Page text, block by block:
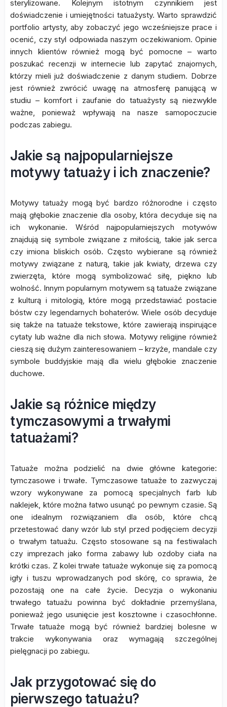
sterylizowane. Kolejnym istotnym czynnikiem jest
doświadczenie i umiejętności tatuażysty. Warto sprawdzić
portfolio artysty, aby zobaczyć jego wcześniejsze prace i
ocenić, czy styl odpowiada naszym oczekiwaniom. Opinie
innych klientów również mogą być pomocne – warto
poszukać recenzji w internecie lub zapytać znajomych,
którzy mieli już doświadczenie z danym studiem. Dobrze
jest również zwrócić uwagę na atmosferę panującą w
studiu – komfort i zaufanie do tatuażysty są niezwykle
ważne, ponieważ wpływają na nasze samopoczucie
podczas zabiegu.
Jakie są najpopularniejsze
motywy tatuaży i ich znaczenie?
Motywy tatuaży mogą być bardzo różnorodne i często
mają głębokie znaczenie dla osoby, która decyduje się na
ich wykonanie. Wśród najpopularniejszych motywów
znajdują się symbole związane z miłością, takie jak serca
czy imiona bliskich osób. Często wybierane są również
motywy związane z naturą, takie jak kwiaty, drzewa czy
zwierzęta, które mogą symbolizować siłę, piękno lub
wolność. Innym popularnym motywem są tatuaże związane
z kulturą i mitologią, które mogą przedstawiać postacie
bóstw czy legendarnych bohaterów. Wiele osób decyduje
się także na tatuaże tekstowe, które zawierają inspirujące
cytaty lub ważne dla nich słowa. Motywy religijne również
cieszą się dużym zainteresowaniem – krzyże, mandale czy
symbole buddyjskie mają dla wielu głębokie znaczenie
duchowe.
Jakie są różnice między
tymczasowymi a trwałymi
tatuażami?
Tatuaże można podzielić na dwie główne kategorie:
tymczasowe i trwałe. Tymczasowe tatuaże to zazwyczaj
wzory wykonywane za pomocą specjalnych farb lub
naklejek, które można łatwo usunąć po pewnym czasie. Są
one idealnym rozwiązaniem dla osób, które chcą
przetestować dany wzór lub styl przed podjęciem decyzji
o trwałym tatuażu. Często stosowane są na festiwalach
czy imprezach jako forma zabawy lub ozdoby ciała na
krótki czas. Z kolei trwałe tatuaże wykonuje się za pomocą
igły i tuszu wprowadzanych pod skórę, co sprawia, że
pozostają one na całe życie. Decyzja o wykonaniu
trwałego tatuażu powinna być dokładnie przemyślana,
ponieważ jego usunięcie jest kosztowne i czasochłonne.
Trwałe tatuaże mogą być również bardziej bolesne w
trakcie wykonywania oraz wymagają szczególnej
pielęgnacji po zabiegu.
Jak przygotować się do
pierwszego tatuażu?